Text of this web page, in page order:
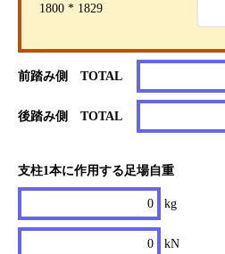
1800 * 1829
前踏み側 TOTAL
後踏み側 TOTAL
支柱1本に作用する足場自重
0 kg
0 kN